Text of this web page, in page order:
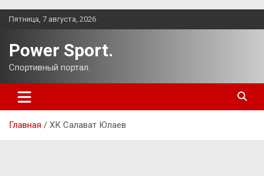
Перейти
Пятница, 7 августа, 2026
Power Sport.
Спортивный портал.
Главная ХК Салават Юлаев